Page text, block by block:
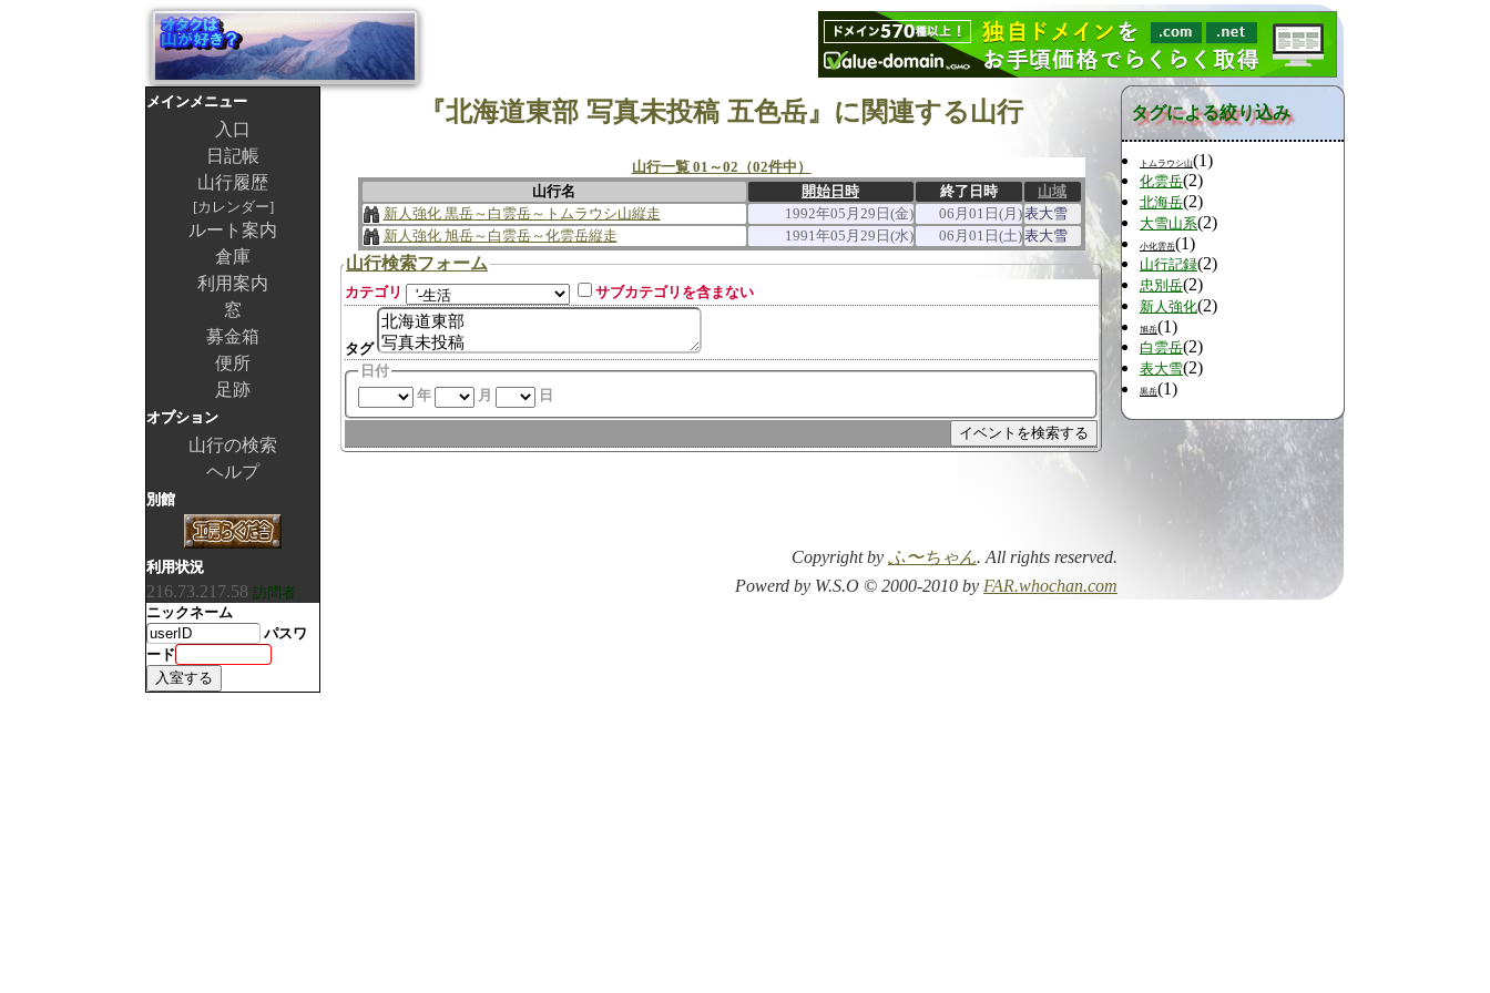
『北海道東部 写真未投稿 五色岳』に関連する山行
山行一覧 01～02（02件中）
山行名
開始日時 終了日時
山域
新人強化 黒岳～白雲岳～トムラウシ山縦走
1992年05月29日(金) 06月01日(月)表大雪
新人強化 旭岳～白雲岳～化雲岳縦走
1991年05月29日(水) 06月01日(土)表大雪
山行検索フォーム
カテゴリ サブカテゴリを含まない
タグ
日付
年
月 日
タグによる絞り込み
トムラウシ山(1)
化雲岳(2)
北海岳(2)
大雪山系(2)
小化雲岳(1)
山行記録(2)
忠別岳(2)
新人強化(2)
旭岳(1)
白雲岳(2)
表大雪(2)
黒岳(1)
メインメニュー
入口
日記帳
山行履歴
カレンダー
ルート案内
倉庫
利用案内
窓
募金箱
便所
足跡
オプション
山行の検索
ヘルプ
別館
利用状況
216.73.217.58 訪問者
ニックネーム
パスワ
ード
Copyright by ふ〜ちゃん. All rights reserved.
Powerd by W.S.O © 2000-2010 by FAR.whochan.com